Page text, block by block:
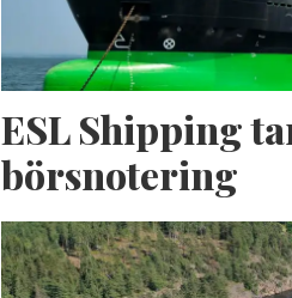
ESL Shipping
börsnotering